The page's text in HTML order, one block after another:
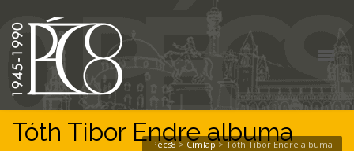
Tóth Tibor Endre albuma
Pécs8 > Címlap >Tóth Tibor Endre albuma